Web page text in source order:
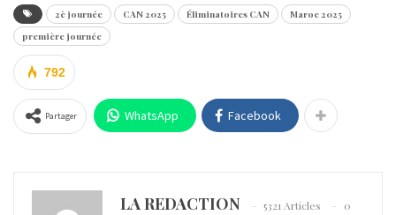
2è journée CAN 2025 Éliminatoires CAN
Maroc 2025
première journée
792
Partager WhatsApp Facebook
LA REDACTION 5321 Articles
0